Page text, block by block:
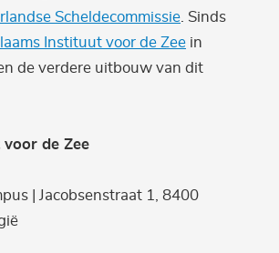
Scheldecommissie . Sinds
Instituut voor de Zee in
de verdere uitbouw van dit
de Zee
| Jacobsenstraat 1, 8400